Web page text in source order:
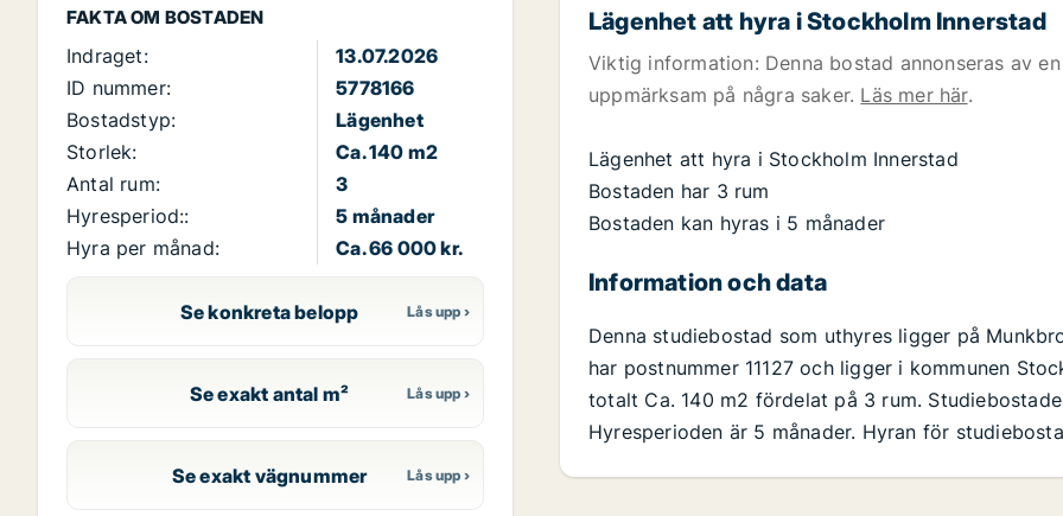
FAKTA OM BOSTADEN
Indraget:
13.07.2026
ID nummer:
5778166
Bostadstyp:
Lägenhet
Storlek:
Ca. 140 m2
Antal rum:
3
Hyresperiod::
5 månader
Hyra per månad:
Ca. 66 000 kr.
Se konkreta belopp
Se exakt antal m²
Se exakt vägnummer
Lägenhet att hyra i Stockholm Innerstad
Viktig information: Denna bostad annonseras av
uppmärksam på några saker. Läs mer här.
Lägenhet att hyra i Stockholm Innerstad
Bostaden har 3 rum
Bostaden kan hyras i 5 månader
Information och data
Denna studiebostad som uthyres ligger på
har postnummer 11127 och ligger i kommunen
totalt Ca. 140 m2 fördelat på 3 rum.
Hyresperioden är 5 månader. Hyran för